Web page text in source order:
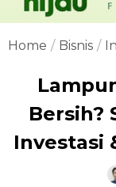
Home Bisnis
Bersih?
Investasi